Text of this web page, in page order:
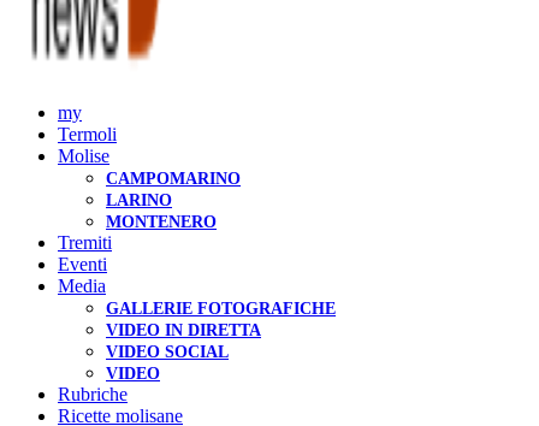
my
Termoli
Molise
CAMPOMARINO
LARINO
MONTENERO
Tremiti
Eventi
Media
GALLERIE FOTOGRAFICHE
VIDEO IN DIRETTA
VIDEO SOCIAL
VIDEO
Rubriche
Ricette molisane